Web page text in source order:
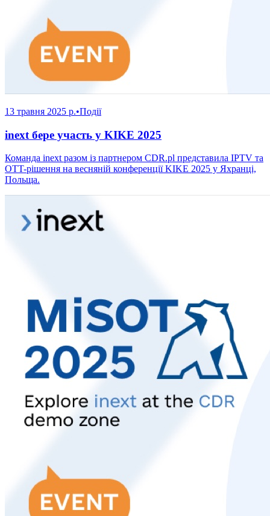
13 травня 2025 р.•Події
inext бере участь у KIKE 2025
Команда inext разом із партнером CDR.pl представила IPTV та
OTT-рішення на весняній конференції KIKE 2025 у Яхранці,
Польща.